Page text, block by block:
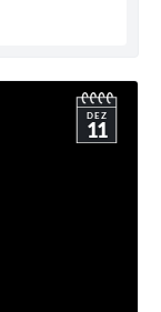
DEZ
11